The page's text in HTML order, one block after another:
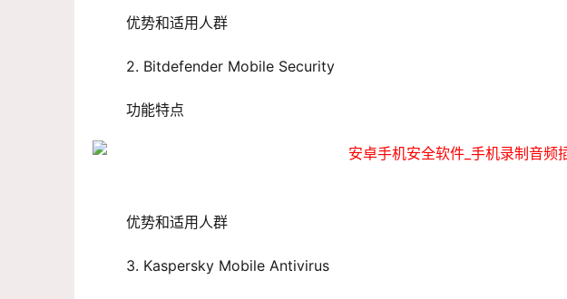
优势和适用人群
2. Bitdefender Mobile Security
功能特点
优势和适用人群
3. Kaspersky Mobile Antivirus